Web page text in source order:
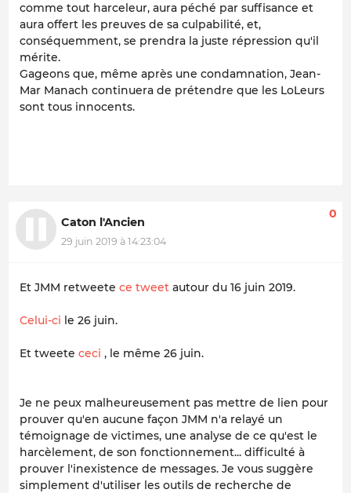
comme tout harceleur, aura péché par suffisance et
aura offert les preuves de sa culpabilité, et,
conséquemment, se prendra la juste répression qu'il
mérite.
Gageons que, même après une condamnation, Jean-
Mar Manach continuera de prétendre que les LoLeurs
sont tous innocents.
Caton l'Ancien
29 juin 2019 à 14:23:04
0
Et JMM retweete ce tweet autour du 16 juin 2019.
Celui-ci le 26 juin.
Et tweete ceci , le même 26 juin.
Je ne peux malheureusement pas mettre de lien pour
prouver qu'en aucune façon JMM n'a relayé un
témoignage de victimes, une analyse de ce qu'est le
harcèlement, de son fonctionnement... difficulté à
prouver l'inexistence de messages. Je vous suggère
simplement d'utiliser les outils de recherche de